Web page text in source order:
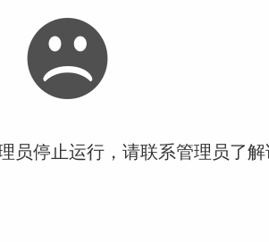
员停止运行，请联系管理员了